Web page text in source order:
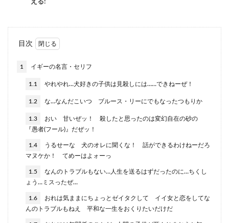
える!
目次
1 イギーの名言・セリフ
1.1 やれやれ…犬好きの子供は見殺しには……できねーぜ！
1.2 な…なんだこいつ ブルース・リーにでもなったつもりか
1.3
おい 甘いぜッ！ 殺したと思ったのは変幻自在の砂の
『愚者(フール)』だぜッ！
1.4
うるせーな 犬のオレに聞くな！ 話ができるわけねーだろ
マヌケか！ てめーはよォーっ
1.5
なんのトラブルもない…人生を送るはずだったのに…ちくし
ょう…ミスったぜ…
1.6
おれは気ままにちょっとゼイタクして イイ女と恋をしてな
んのトラブルもねえ 平和な一生をおくりたいだけだ